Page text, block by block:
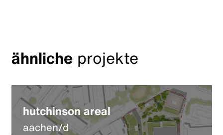
ähnlicheprojekte
hutchinson areal
aachen/d